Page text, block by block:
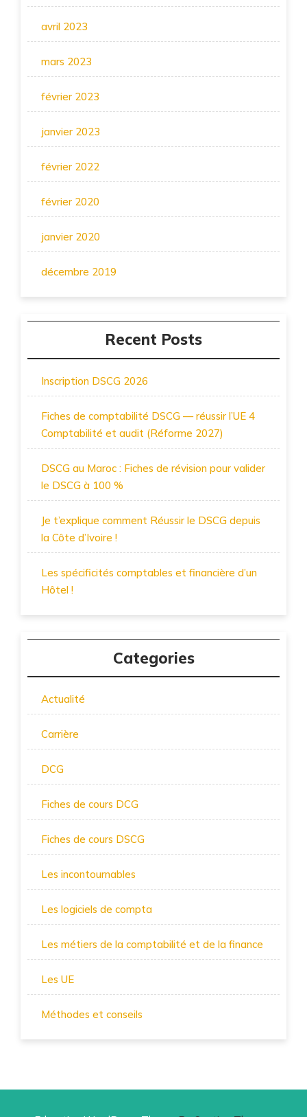
avril 2023
mars 2023
février 2023
janvier 2023
février 2022
février 2020
janvier 2020
décembre 2019
Recent Posts
Inscription DSCG 2026
Fiches de comptabilité DSCG — réussir l’UE 4
Comptabilité et audit (Réforme 2027)
DSCG au Maroc : Fiches de révision pour valider
le DSCG à 100 %
Je t’explique comment Réussir le DSCG depuis
la Côte d’Ivoire !
Les spécificités comptables et financière d’un
Hôtel !
Categories
Actualité
Carrière
DCG
Fiches de cours DCG
Fiches de cours DSCG
Les incontournables
Les logiciels de compta
Les métiers de la comptabilité et de la finance
Les UE
Méthodes et conseils